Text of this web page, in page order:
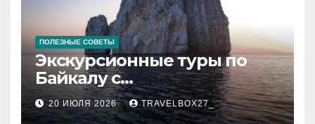
ПОЛЕЗНЫЕ СОВЕТЫ
Экскурсионные туры по
Байкалу с
предоставлением техники
в аренду
20 ИЮЛЯ 2026 TRAVELBOX27_